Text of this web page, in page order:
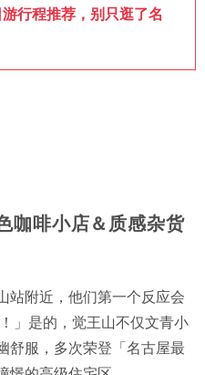
行程推荐，别只逛了名
咖啡小店＆质感杂货
站附近，他们第一个反应会
」是的，觉王山不仅文青小
舒服，多次荣登「名古屋最